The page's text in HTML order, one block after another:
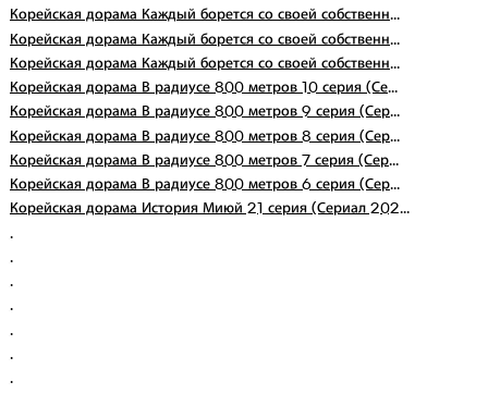
Корейская дорама Каждый борется со своей собственн...
Корейская дорама Каждый борется со своей собственн...
Корейская дорама Каждый борется со своей собственн...
Корейская дорама В радиусе 800 метров 10 серия (Се...
Корейская дорама В радиусе 800 метров 9 серия (Сер...
Корейская дорама В радиусе 800 метров 8 серия (Сер...
Корейская дорама В радиусе 800 метров 7 серия (Сер...
Корейская дорама В радиусе 800 метров 6 серия (Сер...
Корейская дорама История Миюй 21 серия (Сериал 202...
.
.
.
.
.
.
.